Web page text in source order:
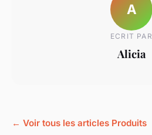
A
ECRIT PAR
Alicia
← Voir tous les articles Produits